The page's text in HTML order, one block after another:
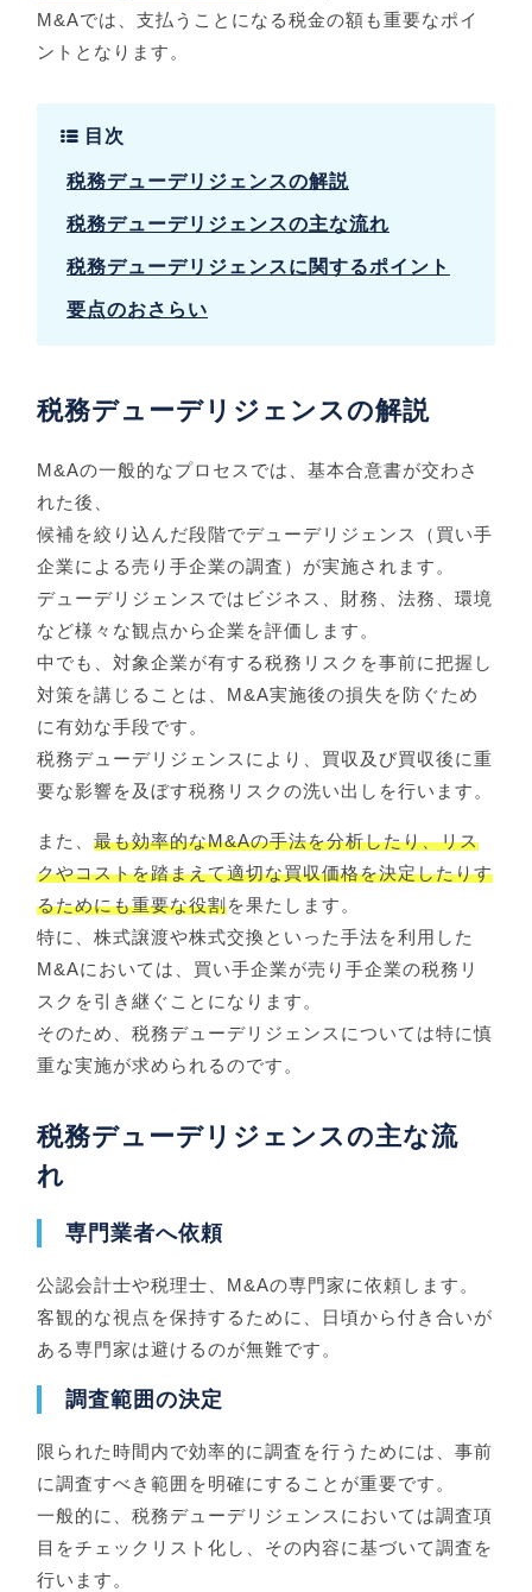
M&Aでは、支払うことになる税金の額も重要なポイ
ントとなります。
目次
税務デューデリジェンスの解説
税務デューデリジェンスの主な流れ
税務デューデリジェンスに関するポイント
要点のおさらい
税務デューデリジェンスの解説
M&Aの一般的なプロセスでは、基本合意書が交わさ
れた後、
候補を絞り込んだ段階でデューデリジェンス（買い手
企業による売り手企業の調査）が実施されます。
デューデリジェンスではビジネス、財務、法務、環境
など様々な観点から企業を評価します。
中でも、対象企業が有する税務リスクを事前に把握し
対策を講じることは、M&A実施後の損失を防ぐため
に有効な手段です。
税務デューデリジェンスにより、買収及び買収後に重
要な影響を及ぼす税務リスクの洗い出しを行います。
また、最も効率的なM&Aの手法を分析したり、リス
クやコストを踏まえて適切な買収価格を決定したりす
るためにも重要な役割を果たします。
特に、株式譲渡や株式交換といった手法を利用した
M&Aにおいては、買い手企業が売り手企業の税務リ
スクを引き継ぐことになります。
そのため、税務デューデリジェンスについては特に慎
重な実施が求められるのです。
税務デューデリジェンスの主な流
れ
専門業者へ依頼
公認会計士や税理士、M&Aの専門家に依頼します。
客観的な視点を保持するために、日頃から付き合いが
ある専門家は避けるのが無難です。
調査範囲の決定
限られた時間内で効率的に調査を行うためには、事前
に調査すべき範囲を明確にすることが重要です。
一般的に、税務デューデリジェンスにおいては調査項
目をチェックリスト化し、その内容に基づいて調査を
行います。